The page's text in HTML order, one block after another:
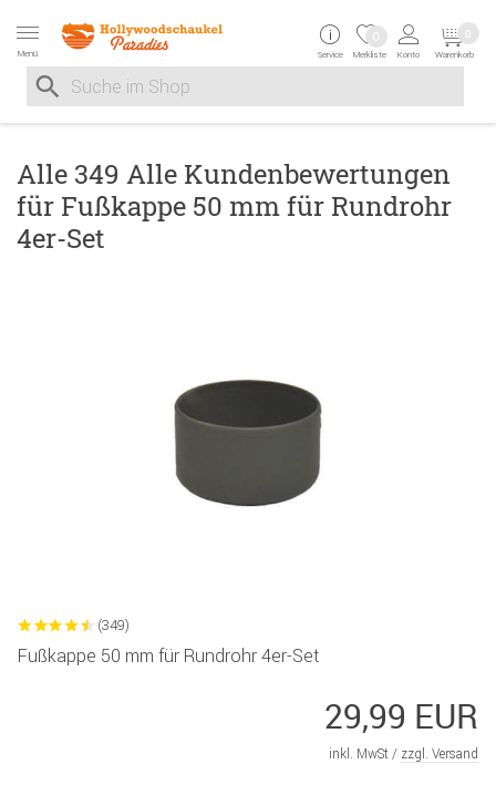
Menü
Suche nach
Suche im Shop, nach der Eingabe von 3 Buchstaben
Service Merkliste
0
Konto Warenkorb
0
Alle 349 Alle Kundenbewertungen
für Fußkappe 50 mm für Rundrohr
4er-Set
(349)
Fußkappe 50 mm für Rundrohr 4er-Set
29,99 EUR
inkl. MwSt / zzgl. Versand